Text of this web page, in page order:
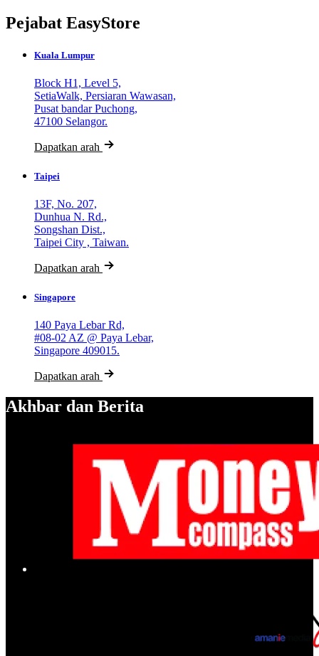
Pejabat EasyStore
Kuala Lumpur
Block H1, Level 5,
SetiaWalk, Persiaran Wawasan,
Pusat bandar Puchong,
47100 Selangor.
Dapatkan arah
Taipei
13F, No. 207,
Dunhua N. Rd.,
Songshan Dist.,
Taipei City , Taiwan.
Dapatkan arah
Singapore
140 Paya Lebar Rd,
#08-02 AZ @ Paya Lebar,
Singapore 409015.
Dapatkan arah
Akhbar dan Berita